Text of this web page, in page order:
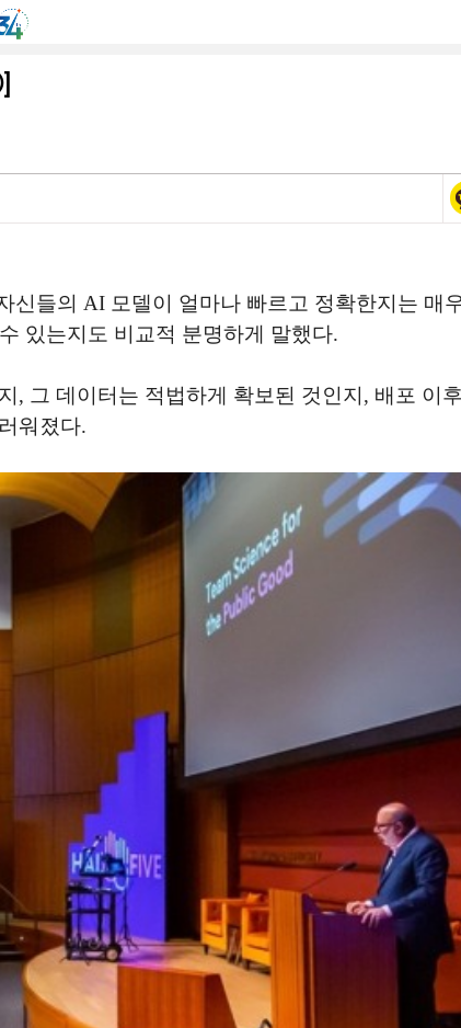
들의 AI 모델이 얼마나 빠르고 정확한지는 매
있는지도 비교적 분명하게 말했다.
그 데이터는 적법하게 확보된 것인지, 배포 이
워졌다.